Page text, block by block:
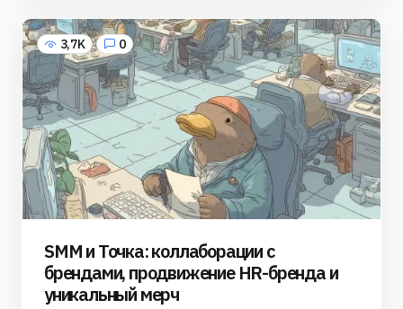
3,7K 0
SMM и Точка: коллаборации с
брендами, продвижение HR-бренда и
уникальный мерч